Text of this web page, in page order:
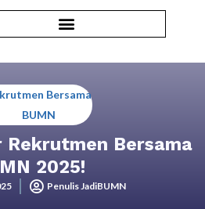
Bersama
BUMN
Bersama
2025!
Penulis JadiBUMN